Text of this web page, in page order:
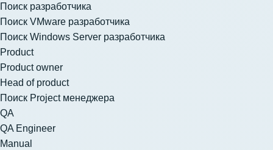
Поиск разработчика
Поиск VMware разработчика
Поиск Windows Server разработчика
Product
Product owner
Head of product
Поиск Project менеджера
QA
QA Engineer
Manual